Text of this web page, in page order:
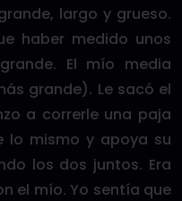
largo y grueso.
haber medido unos
El mío media
grande). Le sacó el
a correrle una paja
lo mismo y apoya su
los dos juntos. Era
el mío. Yo sentía que